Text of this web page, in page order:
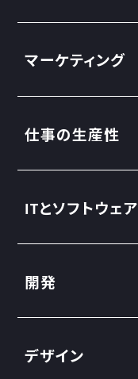
マーケティング
仕事の生産性
ITとソフトウェア
開発
デザイン